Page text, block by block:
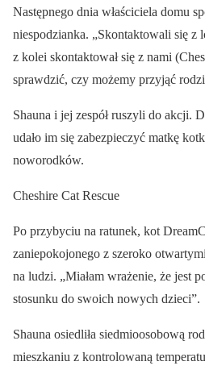
Następnego dnia właściciela domu
niespodzianka. „Skontaktowali się
z kolei skontaktował się z nami
sprawdzić, czy możemy przyjąć
Shauna i jej zespół ruszyli do akcji.
udało im się zabezpieczyć matkę
noworodków.
Cheshire Cat Rescue
Po przybyciu na ratunek, kot
zaniepokojonego z szeroko
na ludzi. „Miałam wrażenie, że jest
stosunku do swoich nowych dzieci”.
Shauna osiedliła siedmioosobową
mieszkaniu z kontrolowaną